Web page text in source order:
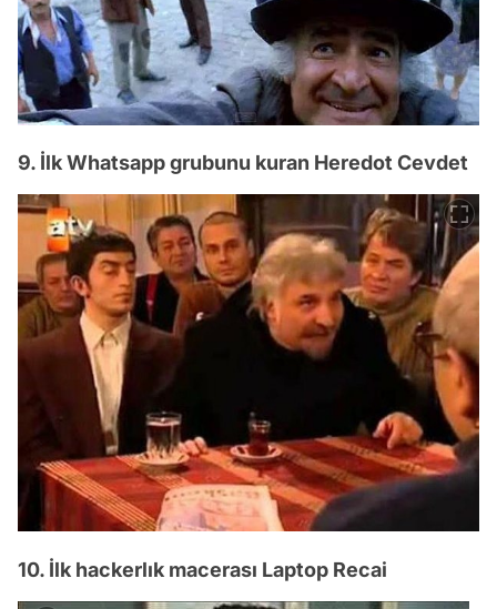
9. İlk Whatsapp grubunu kuran Heredot Cevdet
10. İlk hackerlık macerası Laptop Recai